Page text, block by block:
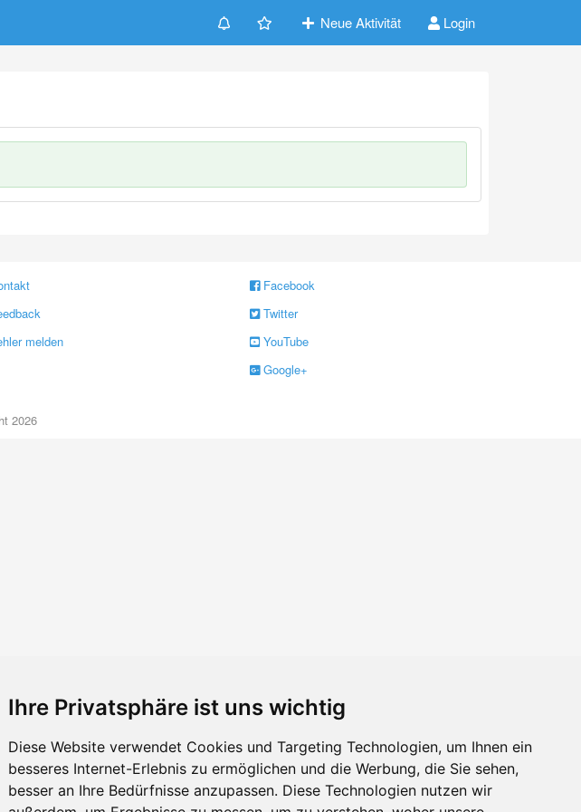
Ihre Privatsphäre ist uns wichtig
Diese Website verwendet Cookies und Targeting Technologien, um Ihnen ein
besseres Internet-Erlebnis zu ermöglichen und die Werbung, die Sie sehen,
besser an Ihre Bedürfnisse anzupassen. Diese Technologien nutzen wir
Neue Aktivität Login
melden
Facebook
Twitter
YouTube
Google+
2026